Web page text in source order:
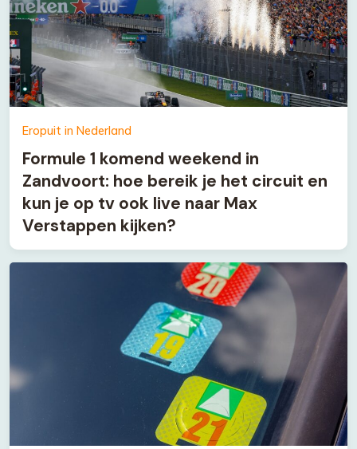
Eropuit in Nederland
Formule 1 komend weekend in
Zandvoort: hoe bereik je het circuit en
kun je op tv ook live naar Max
Verstappen kijken?